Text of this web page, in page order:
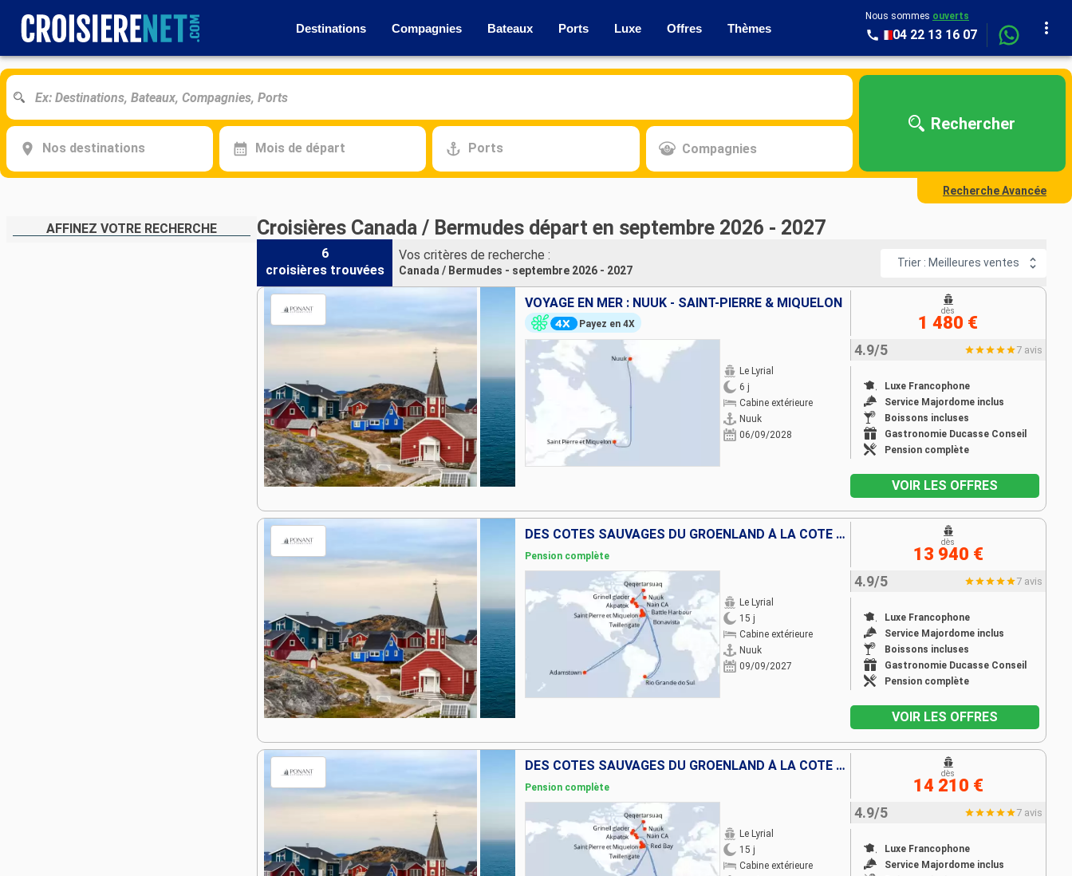
Destinations Compagnies Bateaux Ports Luxe Offres Thèmes
Nous sommes ouverts
04 22 13 16 07
Nos destinations Mois de départ Ports Compagnies
Rechercher
Recherche Avancée
AFFINEZ VOTRE RECHERCHE Croisières Canada / Bermudes départ en septembre 2026 - 2027
6
croisières trouvées
Vos critères de recherche :
Canada / Bermudes - septembre 2026 - 2027
Trier : Meilleures ventes
VOYAGE EN MER : NUUK - SAINT-PIERRE & MIQUELON
Payez en 4X
Le Lyrial
6 j
Cabine extérieure
Nuuk
06/09/2028
4.9/5 7 avis
Luxe Francophone
Service Majordome inclus
Boissons incluses
Gastronomie Ducasse Conseil
Pension complète
dès
1 480 €
VOIR LES OFFRES
DES CÔTES SAUVAGES DU GROENLAND À LA CÔTE EST DU CANADA
Pension complète
Le Lyrial
15 j
Cabine extérieure
Nuuk
09/09/2027
4.9/5 7 avis
Luxe Francophone
Service Majordome inclus
Boissons incluses
Gastronomie Ducasse Conseil
Pension complète
dès
13 940 €
VOIR LES OFFRES
DES CÔTES SAUVAGES DU GROENLAND À LA CÔTE EST DU CANADA
Pension complète
Le Lyrial
15 j
Cabine extérieure
4.9/5 7 avis
Luxe Francophone
Service Majordome inclus
dès
14 210 €